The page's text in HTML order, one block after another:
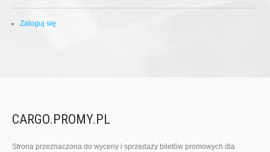
Zaloguj się
CARGO.PROMY.PL
Strona przeznaczona do wyceny i sprzedaży biletów promowych dla